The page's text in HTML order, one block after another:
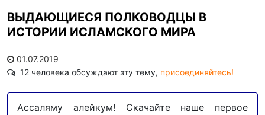
ВЫДАЮЩИЕСЯ ПОЛКОВОДЦЫ В
ИСТОРИИ ИСЛАМСКОГО МИРА
01.07.2019
12 человека обсуждают эту тему, присоединяйтесь!
Ассаляму алейкум! Скачайте наше первое